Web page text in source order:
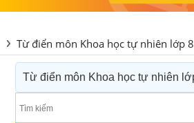
Từ điển môn Khoa học tự nhiên lớp 8